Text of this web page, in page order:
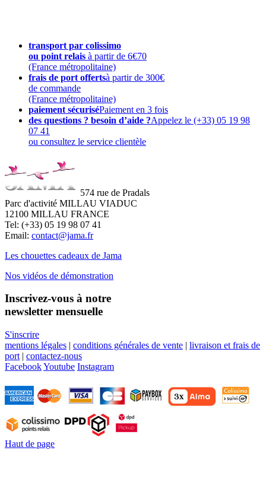
transport par colissimo
ou point relais à partir de 6€70
(France métropolitaine)
frais de port offertsà partir de 300€
de commande
(France métropolitaine)
paiement sécuriséPaiement en 3 fois
des questions ? besoin d’aide ?Appelez le (+33) 05 19 98
07 41
ou consultez le service clientèle
574 rue de Pradals
Parc d'activité MILLAU VIADUC
12100 MILLAU FRANCE
Tel: (+33) 05 19 98 07 41
Email: contact@jama.fr
Les chouettes cadeaux de Jama
Nos vidéos de démonstration
Inscrivez-vous à notre
newsletter mensuelle
S'inscrire
mentions légales | conditions générales de vente | livraison et frais de
port | contactez-nous
FacebookYoutube Instagram
Haut de page